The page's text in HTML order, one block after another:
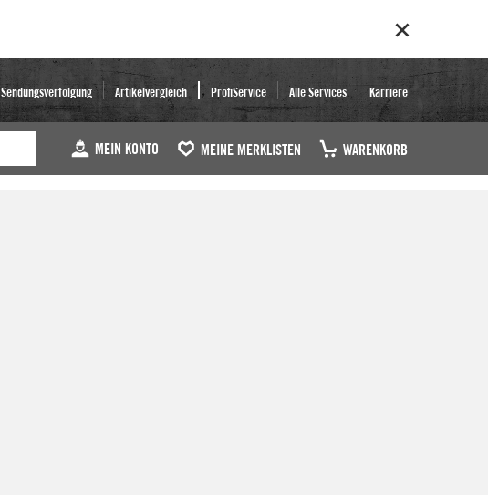
Sendungsverfolgung Artikelvergleich ProfiService Alle Services Karriere
MEIN KONTO MEINE MERKLISTEN WARENKORB